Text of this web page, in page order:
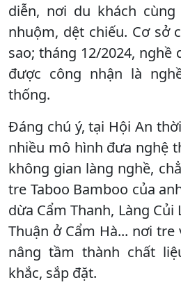
diễn, nơi du khách
nhuộm, dệt chiếu. Cơ sở
sao; tháng 12/2024, nghề
được công nhận là
thống.
Đáng chú ý, tại Hội An
nhiều mô hình đưa nghệ
không gian làng nghề,
tre Taboo Bamboo của
dừa Cẩm Thanh, Làng Củi
Thuận ở Cẩm Hà... nơi
nâng tầm thành chất
khắc, sắp đặt.